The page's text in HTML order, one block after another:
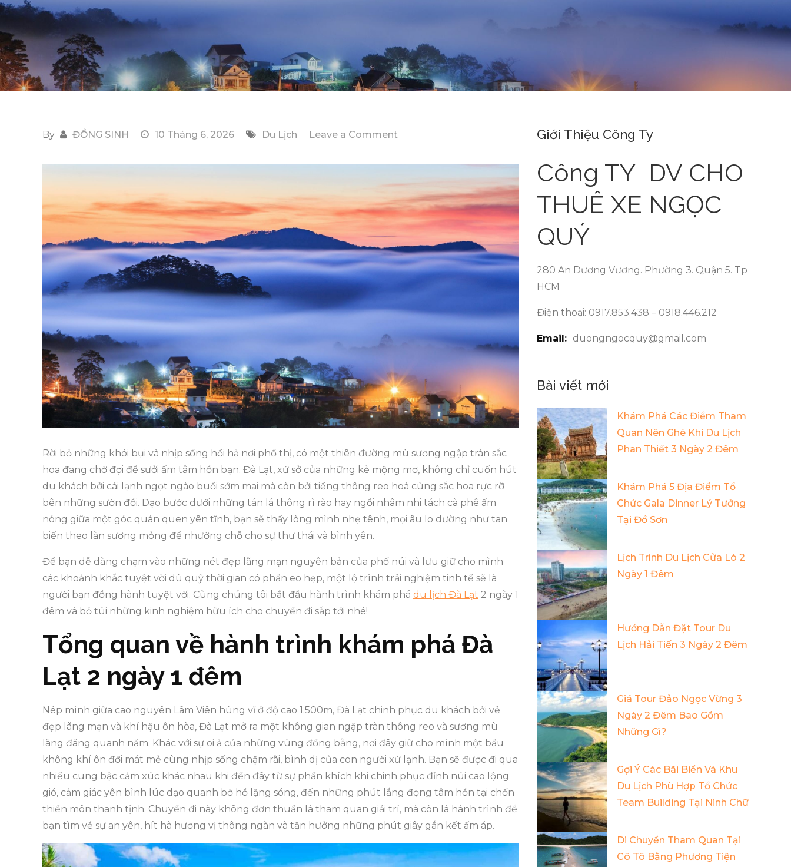
By ĐỒNG SINH 10 Tháng 6, 2026 Du Lịch Leave a Comment
Nghiệm
Du
Ngoạn
Đà
Lạt
2
Ngày
Rời bỏ những khói bụi và nhịp sống hối hả nơi phố thị, có một thiên đường mù sương ngập tràn sắc
hoa đang chờ đợi để sưởi ấm tâm hồn bạn. Đà Lạt, xứ sở của những kẻ mộng mơ, không chỉ cuốn hút
du khách bởi cái lạnh ngọt ngào buổi sớm mai mà còn bởi tiếng thông reo hoà cùng sắc hoa rực rỡ
bên những sườn đồi. Dạo bước dưới những tán lá thông rì rào hay ngồi nhâm nhi tách cà phê ấm
nóng giữa một góc quán quen yên tĩnh, bạn sẽ thấy lòng mình nhẹ tênh, mọi âu lo dường như tan
biến theo làn sương mỏng để nhường chỗ cho sự thư thái và bình yên.
Để bạn dễ dàng chạm vào những nét đẹp lãng mạn nguyên bản của phố núi và lưu giữ cho mình
các khoảnh khắc tuyệt vời dù quỹ thời gian có phần eo hẹp, một lộ trình trải nghiệm tinh tế sẽ là
người bạn đồng hành tuyệt vời. Cùng chúng tôi bắt đầu hành trình khám phá du lịch Đà Lạt 2 ngày 1
đêm và bỏ túi những kinh nghiệm hữu ích cho chuyến đi sắp tới nhé!
Tổng quan về hành trình khám phá Đà
Lạt 2 ngày 1 đêm
Nép mình giữa cao nguyên Lâm Viên hùng vĩ ở độ cao 1.500m, Đà Lạt chinh phục du khách bởi vẻ
đẹp lãng mạn và khí hậu ôn hòa, Đà Lạt mở ra một không gian ngập tràn thông reo và sương mù
lãng đãng quanh năm. Khác với sự oi ả của những vùng đồng bằng, nơi đây giữ cho mình một bầu
không khí ôn đới mát mẻ cùng nhịp sống chậm rãi, bình dị của con người xứ lạnh. Bạn sẽ được đi qua
nhiều cung bậc cảm xúc khác nhau khi đến đây từ sự phấn khích khi chinh phục đỉnh núi cao lộng
gió, cảm giác yên bình lúc dạo quanh bờ hồ lặng sóng, đến những phút lắng đọng tâm hồn tại chốn
thiền môn thanh tịnh. Chuyến đi này không đơn thuần là tham quan giải trí, mà còn là hành trình để
bạn tìm về sự an yên, hít hà hương vị thông ngàn và tận hưởng những phút giây gắn kết ấm áp.
Giới Thiệu Công Ty
Công TY DV CHO
THUÊ XE NGỌC
QUÝ
280 An Dương Vương. Phường 3. Quận 5. Tp
HCM
Điện thoại: 0917.853.438 – 0918.446.212
Email: duongngocquy@gmail.com
Bài viết mới
Khám Phá Các Điểm Tham
Quan Nên Ghé Khi Du Lịch
Phan Thiết 3 Ngày 2 Đêm
Khám Phá 5 Địa Điểm Tổ
Chức Gala Dinner Lý Tưởng
Tại Đồ Sơn
Lịch Trình Du Lịch Cửa Lò 2
Ngày 1 Đêm
Hướng Dẫn Đặt Tour Du
Lịch Hải Tiến 3 Ngày 2 Đêm
Giá Tour Đảo Ngọc Vừng 3
Ngày 2 Đêm Bao Gồm
Những Gì?
Gợi Ý Các Bãi Biển Và Khu
Du Lịch Phù Hợp Tổ Chức
Team Building Tại Ninh Chữ
Di Chuyển Tham Quan Tại
Cô Tô Bằng Phương Tiện